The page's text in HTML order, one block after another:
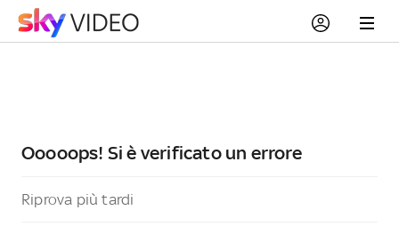
Ooooops! Si è verificato un errore
Riprova più tardi